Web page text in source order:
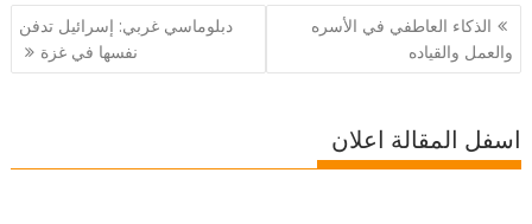
تصفّح
المقالات
الذكاء العاطفي في الأسره
والعمل والقياده
دبلوماسي غربي: إسرائيل تدفن
نفسها في غزة
اسفل المقالة اعلان